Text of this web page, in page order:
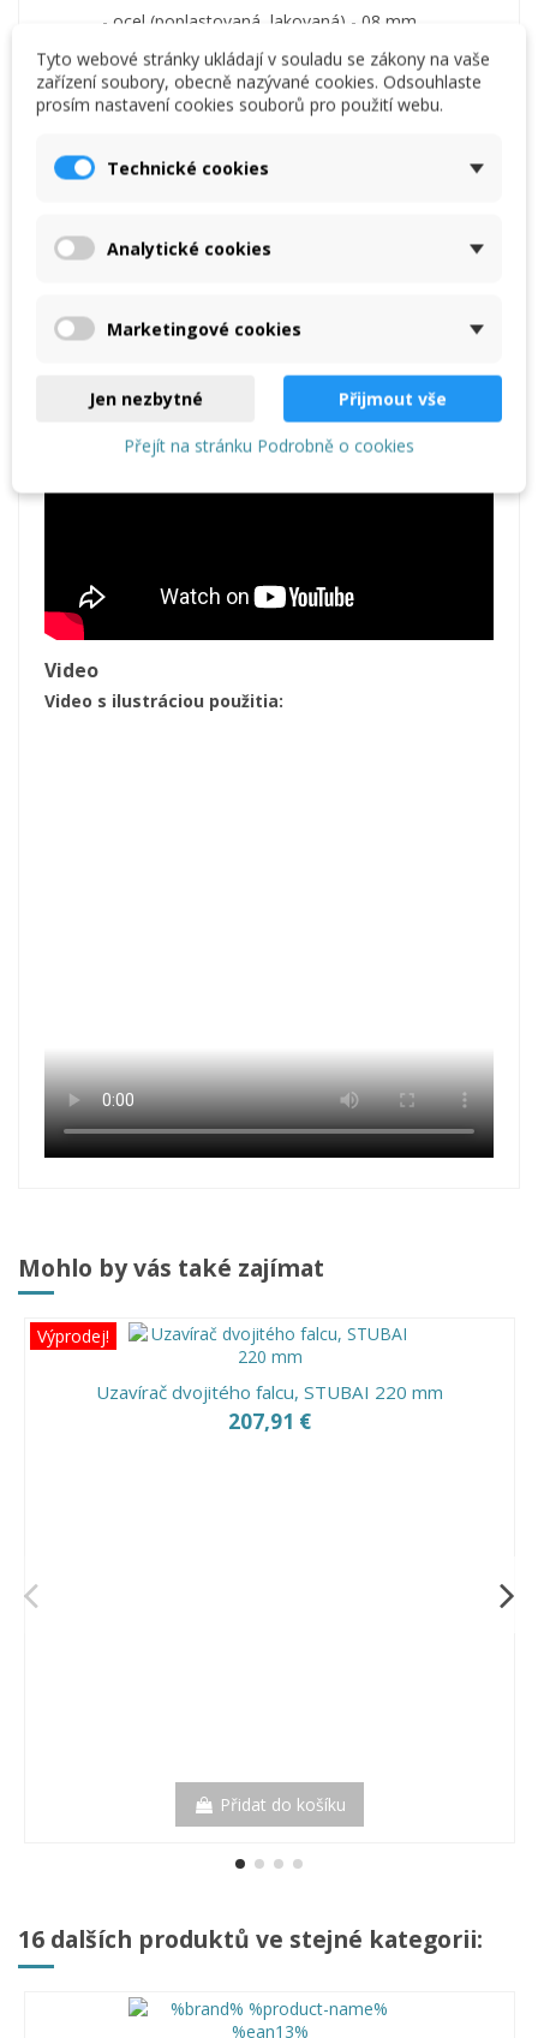
- ocel (poplastovaná, lakovaná) - 08 mm,
- nerezová ocel - 0,5 mm.
Uzavírací délka: 210 mm,
šířka 270–570 mm,
hmotnost 2,4 kg.
Video
Video
Video s ilustráciou použitia:
Mohlo by vás také zajímat
Výprodej!
Uzavírač dvojitého falcu, STUBAI 220 mm
207,91 €
Přidat do košíku
16 dalších produktů ve stejné kategorii:
Tyto webové stránky ukládají v souladu se zákony na vaše
zařízení soubory, obecně nazývané cookies. Odsouhlaste
prosím nastavení cookies souborů pro použití webu.
Technické cookies
Analytické cookies
Marketingové cookies
Jen nezbytné Přijmout vše
Přejít na stránku Podrobně o cookies